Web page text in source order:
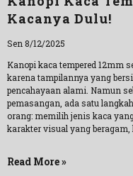
Kacanya Dulu!
Sen 8/12/2025
Kanopi kaca tempered 12mm
karena tampilannya yang
pencahayaan alami. Namun
pemasangan, ada satu
orang: memilih jenis kaca
karakter visual yang
Read More »